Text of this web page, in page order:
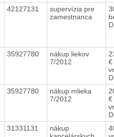
42127131
supervízia pre
zamestnanca
35927780
nákup liekov
7/2012
€
35927780
nákup mlieka
7/2012
€
31331131
nákup